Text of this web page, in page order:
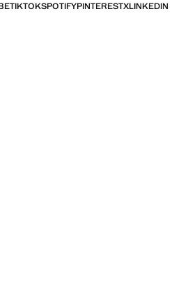
TIKTOKSPOTIFYPINTERESTXLINKEDIN